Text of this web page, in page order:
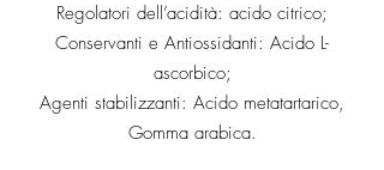
Regolatori dell’acidità: acido citrico;
Conservanti e Antiossidanti: Acido L-
ascorbico;
Agenti stabilizzanti: Acido metatartarico,
Gomma arabica.